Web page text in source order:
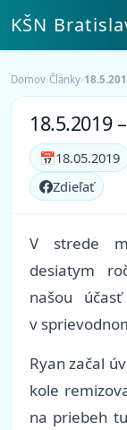
KŠN
Domov›Články›
18.5.2019
📅18.05.2019
Zdieľať
V strede
desiatym
našou
v
Ryan začal
kole
na priebeh